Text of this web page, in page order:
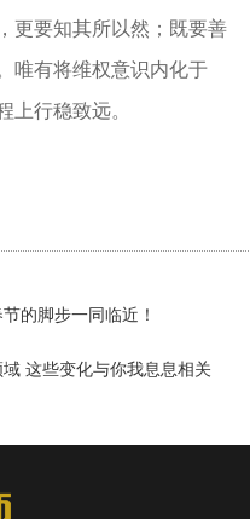
更要知其所以然；既要善
唯有将维权意识内化于
上行稳致远。
的脚步一同临近！
这些变化与你我息息相关